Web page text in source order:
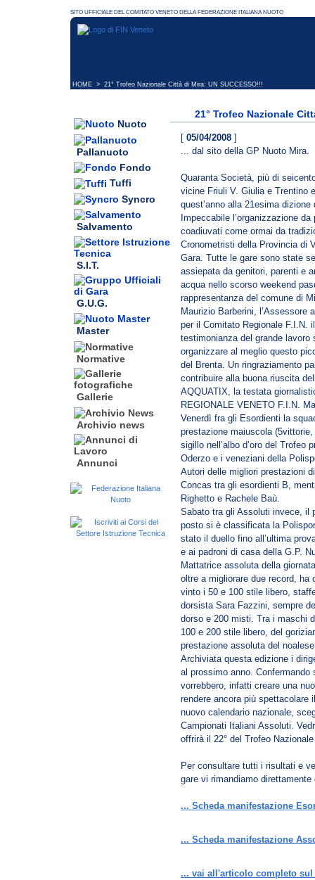
HOME > 21° Trofeo Nazionale Città di Mira: UN SUCCESSO!!!
Nuoto
Pallanuoto
Fondo
Tuffi
Syncro
Salvamento
S.I.T.
G.U.G.
Master
Normative
Gallerie
Archivio news
Annunci
21° Trofeo Nazionale
[ 05/04/2008 ]
... dal sito della GP Nuoto Mira.
Quaranta Società, più di
vicine Friuli V. Giulia e Trentino
quest’anno alla 21esima
Impeccabile l’organizzazione
coadiuvati come ormai da
Cronometristi della Provincia di
Gara. Tutte le gare sono state
assiepata da genitori, parenti e
acqua nello scorso weekend
rappresentanza del comune di
Maurizio Barberini, l’Assessore
per il Comitato Regionale F.I.N.
testimonianza del grande
organizzare al meglio questo
del Brenta. Un ringraziamento
contribuire alla buona riuscita
AQQUATIX, la testata
REGIONALE VENETO F.I.N.
Venerdì fra gli Esordienti la
prestazione maiuscola
sigillo nell’albo d’oro del Trofeo
Oderzo e i veneziani della
Autori delle migliori prestazioni
Concas tra gli esordienti B,
Righetto e Rachele Baù.
Sabato tra gli Assoluti invece, il
posto si è classificata la
stato il duello fino all’ultima
e ai padroni di casa della G.P.
Mattatrice assoluta della
oltre a migliorare due record,
vinto i 50 e 100 stile libero,
dorsista Sara Fazzini, sempre
dorso e 200 misti. Tra i maschi
100 e 200 stile libero, del
prestazione assoluta del
Archiviata questa edizione i
al prossimo anno.
vorrebbero, infatti creare una
rendere ancora più spettacolare
nuovo calendario nazionale,
Campionati Italiani Assoluti.
offrirà il 22° del Trofeo
Per consultare tutti i risultati e
gare vi rimandiamo direttamente
... Scheda manifestazione
... Scheda manifestazione
... vai all'articolo completo